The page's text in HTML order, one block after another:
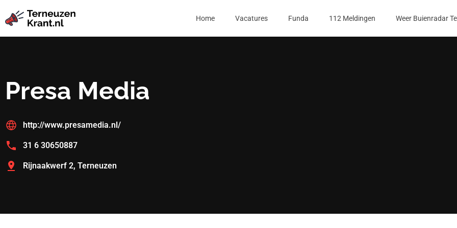
Home Vacatures Funda 112 Meldingen Weer Buienradar
Presa Media
http://www.presamedia.nl/
31 6 30650887
Rijnaakwerf 2, Terneuzen